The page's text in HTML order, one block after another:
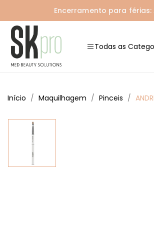
Encerramento para
Todas as
Início Maquilhagem Pinceis